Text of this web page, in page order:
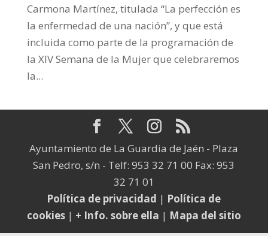
Carmona Martínez, titulada “La perfección es
la enfermedad de una nación”, y que está
incluida como parte de la programación de
la XIV Semana de la Mujer que celebraremos
la...
Ayuntamiento de La Guardia de Jaén - Plaza
San Pedro, s/n - Telf: 953 32 71 00 Fax: 953
32 71 01
Política de privacidad | Política de
cookies| + Info. sobre ella | Mapa del sitio